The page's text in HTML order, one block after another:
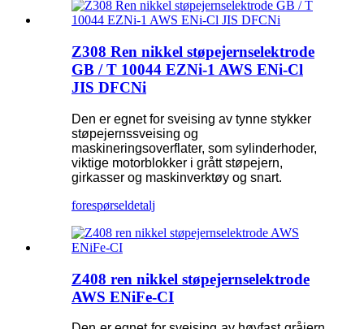
Z308 Ren nikkel støpejernselektrode
GB / T 10044 EZNi-1 AWS ENi-Cl
JIS DFCNi
Den er egnet for sveising av tynne stykker
støpejernssveising og
maskineringsoverflater, som sylinderhoder,
viktige motorblokker i grått støpejern,
girkasser og maskinverktøy og snart.
forespørseldetalj
Z408 ren nikkel støpejernselektrode
AWS ENiFe-CI